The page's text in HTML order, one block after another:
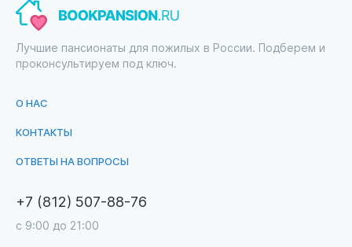
Лучшие пансионаты для пожилых в России. Подберем и
проконсультируем под ключ.
О НАС
КОНТАКТЫ
ОТВЕТЫ НА ВОПРОСЫ
+7 (812) 507-88-76
с 9:00 до 21:00